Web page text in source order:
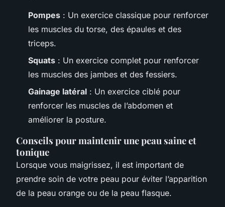
Pompes : Un exercice classique pour renforcer
les muscles du torse, des épaules et des
triceps.
Squats : Un exercice complet pour renforcer
les muscles des jambes et des fessiers.
Gainage latéral : Un exercice ciblé pour
renforcer les muscles de l’abdomen et
améliorer la posture.
Conseils pour maintenir une peau saine et
tonique
Lorsque vous maigrissez, il est important de
prendre soin de votre peau pour éviter l’apparition
de la peau orange ou de la peau flasque.